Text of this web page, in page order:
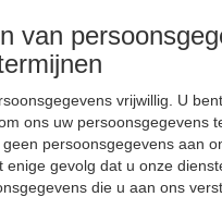
van
vrijwillig. U
ons uw persoonsgegevens
persoonsgegevens aan
enige gevolg dat u onze
die u aan ons